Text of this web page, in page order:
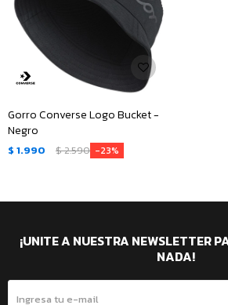
Gorro Converse Logo Bucket -
Negro
$ 1.990 $2.590 23
¡UNITE A NUESTRA NEWSLETTER
NADA!